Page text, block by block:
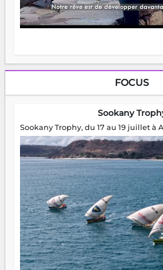
FOCUS
Sookany
Sookany Trophy, du 17 au 19 juillet à